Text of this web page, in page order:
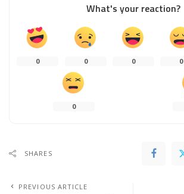
What's your reaction?
0 0 0 0
0
SHARES
PREVIOUS ARTICLE